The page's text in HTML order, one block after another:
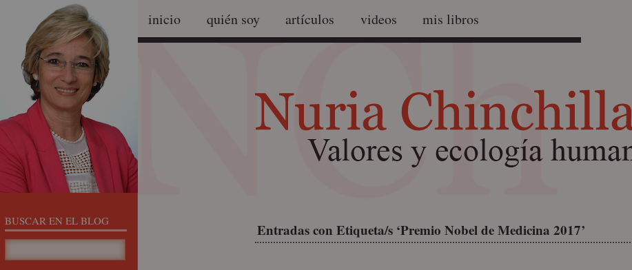
inicio quién soy artículos videos mis libros
Entradas con Etiqueta/s ‘Premio Nobel de Medicina 2017’
BUSCAR EN EL BLOG